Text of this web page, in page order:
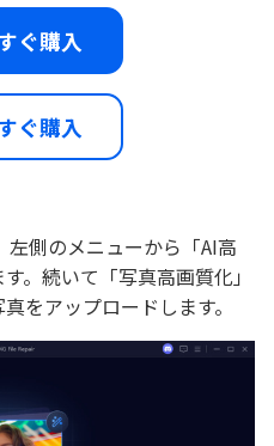
ぐ購入
ぐ購入
側のメニューから「AI高
。続いて「写真高画質化」
をアップロードします。